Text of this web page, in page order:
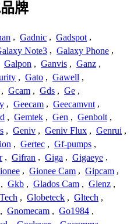
牌
, Gadnic , Gadspot ,
Note3 , Galaxy Phone ,
Galpon , Ganvis , Ganz ,
, Gato , Gawell ,
, Gcam , Gds , Ge ,
, Geecam , Geecamvnt ,
, Gemtek , Gen , Genbolt ,
, Geniv , Geniv Flux , Genrui ,
, Gertec , Gf-pumps ,
, Gifran , Giga , Gigaeye ,
, Gionee Cam , Gipcam ,
, Gkb , Glados Cam , Glenz ,
, Globeteck , Gltech ,
, Gnomecam , Go1984 ,